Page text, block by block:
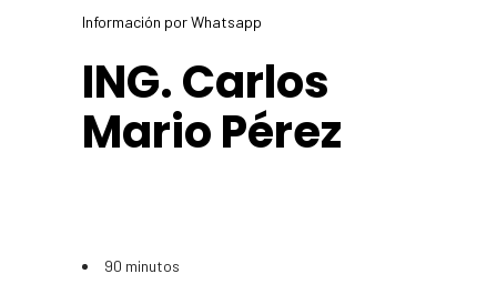
Información por Whatsapp
ING. Carlos
Mario Pérez
90 minutos